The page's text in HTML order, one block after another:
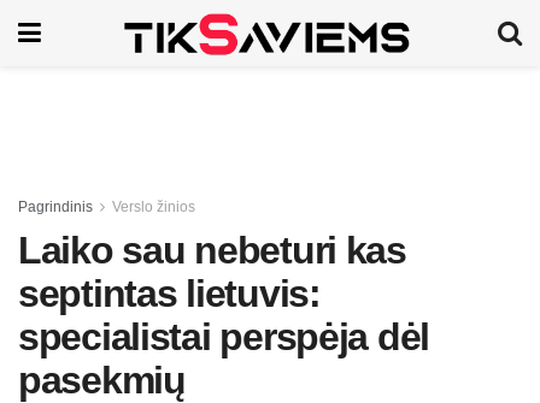
Pagrindinis Verslo žinios
Laiko sau nebeturi kas
septintas lietuvis:
specialistai perspėja dėl
pasekmių